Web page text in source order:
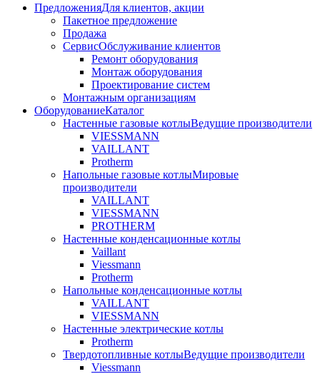
ПредложенияДля клиентов, акции
Пакетное предложение
Продажа
СервисОбслуживание клиентов
Ремонт оборудования
Монтаж оборудования
Проектирование систем
Монтажным организациям
ОборудованиеКаталог
Настенные газовые котлыВедущие производители
VIESSMANN
VAILLANT
Protherm
Напольные газовые котлыМировые
производители
VAILLANT
VIESSMANN
PROTHERM
Настенные конденсационные котлы
Vaillant
Viessmann
Protherm
Напольные конденсационные котлы
VAILLANT
VIESSMANN
Настенные электрические котлы
Protherm
Твердотопливные котлыВедущие производители
Viessmann